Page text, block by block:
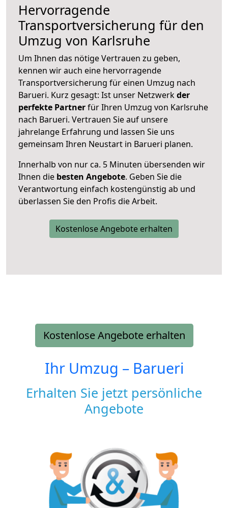
Hervorragende
Transportversicherung für den
Umzug von Karlsruhe
Um Ihnen das nötige Vertrauen zu geben,
kennen wir auch eine hervorragende
Transportversicherung für einen Umzug nach
Barueri. Kurz gesagt: Ist unser Netzwerkder
perfekte Partnerfür Ihren Umzug von Karlsruhe
nach Barueri. Vertrauen Sie auf unsere
jahrelange Erfahrung und lassen Sie uns
gemeinsam Ihren Neustart in Barueri planen.
Innerhalb von nur ca. 5 Minuten übersenden wir
Ihnen die besten Angebote. Geben Sie die
Verantwortung einfach kostengünstig ab und
überlassen Sie den Profis die Arbeit.
Kostenlose Angebote erhalten
Kostenlose Angebote erhalten
Ihr Umzug – Barueri
Erhalten Sie jetzt persönliche
Angebote